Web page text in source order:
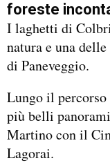
foreste
I laghetti di
natura e una
di Paneveggio.
Lungo il percorso
più belli
Martino con il
Lagorai.